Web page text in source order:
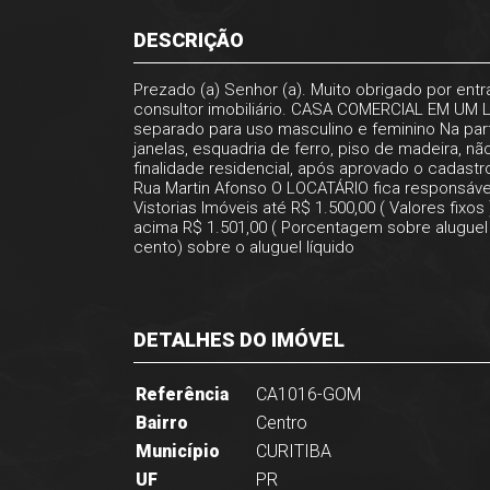
DESCRIÇÃO
Prezado (a) Senhor (a). Muito obrigado por
consultor imobiliário. CASA COMERCIAL EM
separado para uso masculino e feminino Na
janelas, esquadria de ferro, piso de madeira,
finalidade residencial, após aprovado o
Rua Martin Afonso O LOCATÁRIO fica
Vistorias Imóveis até R$ 1.500,00 ( Valores
acima R$ 1.501,00 ( Porcentagem sobre
cento) sobre o aluguel líquido
DETALHES DO IMÓVEL
Referência
CA1016-GOM
Bairro
Centro
Município
CURITIBA
UF
PR